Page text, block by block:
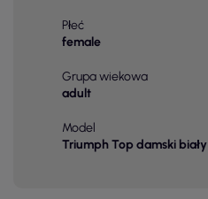
Płeć
female
Grupa wiekowa
adult
Model
Triumph Top damski biały